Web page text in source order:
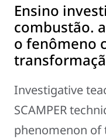
Ensino
combustão. a
o fenômeno
Investigative
SCAMPER
phenomenon